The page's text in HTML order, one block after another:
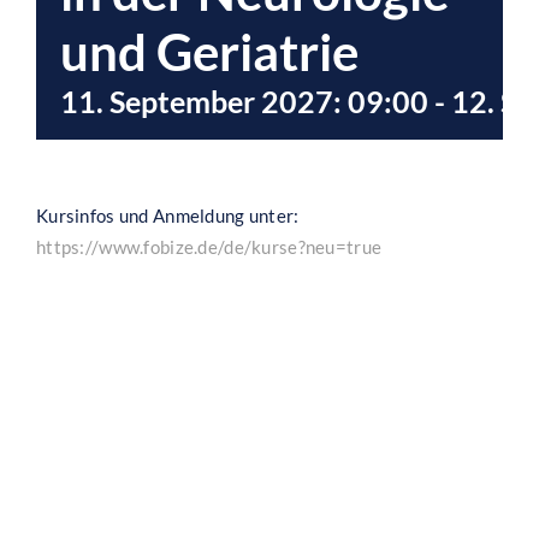
und Geriatrie
11. September 2027: 09:00 - 12.
Kursinfos und Anmeldung unter:
https://www.fobize.de/de/kurse?neu=true